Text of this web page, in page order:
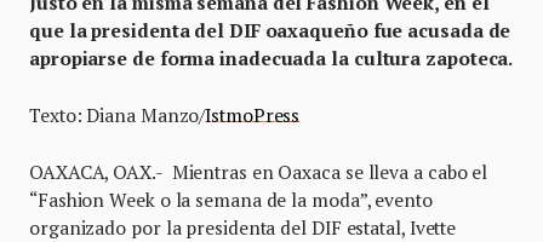
que la presidenta del DIF oaxaqueño fue acusada de
apropiarse de forma inadecuada la cultura zapoteca.
Texto: Diana Manzo/IstmoPress
OAXACA, OAX.- Mientras en Oaxaca se lleva a cabo el
“Fashion Week o la semana de la moda”, evento
organizado por la presidenta del DIF estatal, Ivette